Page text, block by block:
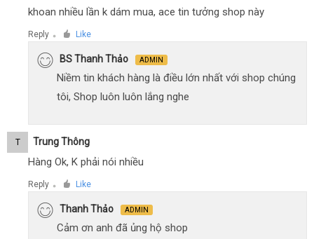
khoan nhiều lần k dám mua, ace tin tưởng shop này
Reply ● Like
BS Thanh Thảo ADMIN
Niềm tin khách hàng là điều lớn nhất với shop chúng
tôi, Shop luôn luôn lắng nghe
T Trung Thông
Hàng Ok, K phải nói nhiều
Reply ● Like
Thanh Thảo ADMIN
Cảm ơn anh đã ủng hộ shop